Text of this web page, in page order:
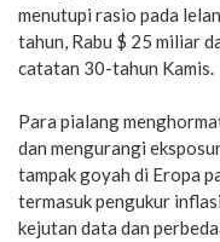
menutupi rasio pada
tahun, Rabu $ 25 miliar
catatan 30-tahun Kamis.
Para pialang
dan mengurangi
tampak goyah di Eropa
termasuk pengukur
kejutan data dan